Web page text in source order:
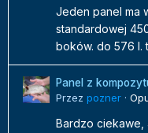
Jeden panel ma
standardowej
boków. do 576 l.
Panel z
Przez pozner ·
Bardzo ciekawe,